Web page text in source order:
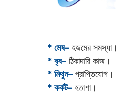
* মেষ– হজমের সমস্যা।
* বৃষ– ঠিকাদারি কাজ।
* মিথুন– প্রাপ্তিযোগ।
* কর্কট– হতাশা।